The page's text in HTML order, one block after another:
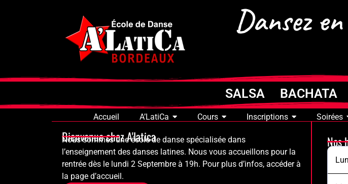
Dansez
SALSA
Accueil A’LatiCa Cours Inscriptions Soirées
Bienvenue chez A'latica
Nous sommes une école de danse spécialisée dans
l’enseignement des danses latines. Nous vous accueillons pour la
rentrée dès le lundi 2 Septembre à 19h. Pour plus d’infos, accéder à
la page d’accueil.
Nos